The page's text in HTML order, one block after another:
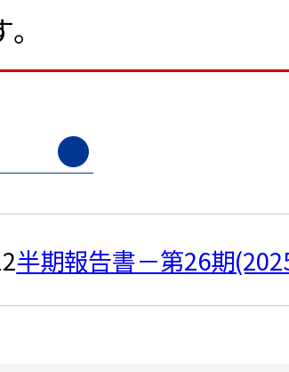
半期報告書－第26期